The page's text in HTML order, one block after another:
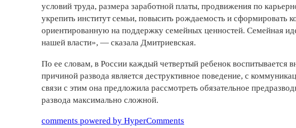
условий труда, размера заработной платы, продвижения по
укрепить институт семьи, повысить рождаемость и сформировать
ориентированную на поддержку семейных ценностей. Семейная
нашей власти», — сказала Дмитриевская.
По ее словам, в России каждый четвертый ребенок воспитывается
причиной развода является деструктивное поведение, с
связи с этим она предложила рассмотреть обязательное
развода максимально сложной.
comments powered by HyperComments